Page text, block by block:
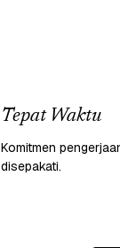
Tepat Waktu
Komitmen
disepakati.